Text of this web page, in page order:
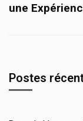
une
Postes